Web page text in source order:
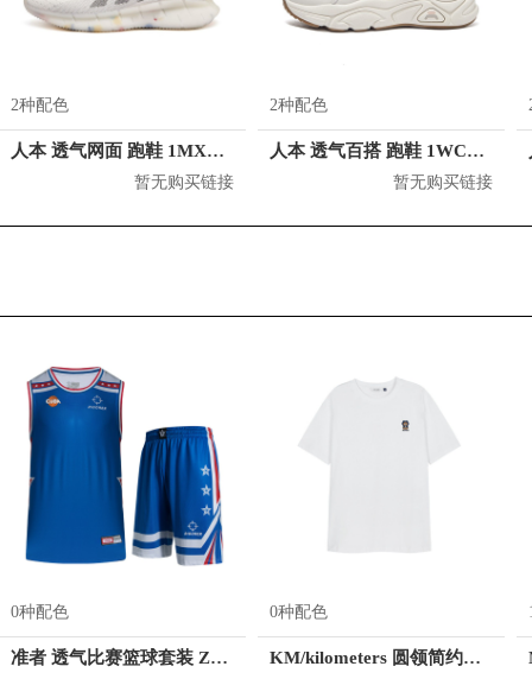
2种配色
人本 透气网面 跑鞋 1MXC015130
暂无购买链接
2种配色
人本 透气百搭 跑鞋 1WCV010225
暂无购买链接
0种配色
准者 透气比赛篮球套装 Z118210177
0种配色
KM/kilometers 圆领简约短袖T恤 M2X2108073